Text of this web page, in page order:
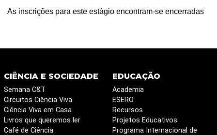
As inscrições para este estágio encontram-se encerradas
CIÊNCIA E SOCIEDADE
Semana C&T
Circuitos Ciência Viva
Ciência Viva em Casa
Livros que queremos ler
Café de Ciência
EDUCAÇÃO
Academia
ESERO
Recursos
Projetos Educativos
Programa Internacional de